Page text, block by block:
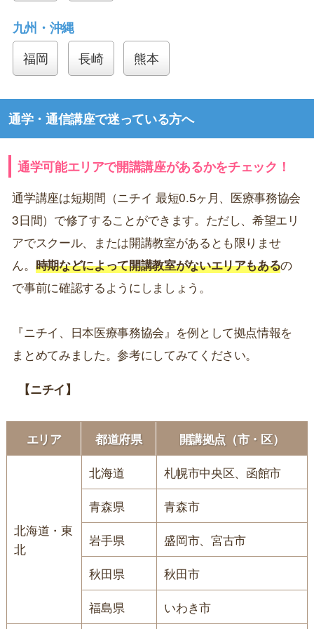
九州・沖縄
福岡
長崎 熊本
通学・通信講座で迷っている方へ
通学可能エリアで開講講座があるかをチェック！
通学講座は短期間（ニチイ 最短0.5ヶ月、医療事務協会
3日間）で修了することができます。ただし、希望エリ
アでスクール、または開講教室があるとも限りませ
ん。 時期などによって開講教室がないエリアもあるの
で事前に確認するようにしましょう。
『ニチイ、日本医療事務協会』を例として拠点情報を
まとめてみました。参考にしてみてください。
【ニチイ】
エリア 都道府県 開講拠点（市・区）
北海道・東
北
北海道
札幌市中央区、函館市
青森県
青森市
岩手県
盛岡市、宮古市
秋田県
秋田市
福島県
いわき市